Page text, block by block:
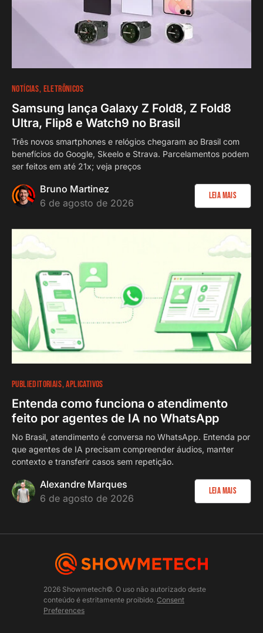
NOTÍCIAS ELETRÔNICOS
Samsung lança Galaxy Z Fold8, Z Fold8
Ultra, Flip8 e Watch9 no Brasil
Três novos smartphones e relógios chegaram ao Brasil com
benefícios do Google, Skeelo e Strava. Parcelamentos podem
ser feitos em até 21x; veja preços
Bruno Martinez
6 de agosto de 2026
Leia Mais
PUBLIEDITORIAIS APLICATIVOS
Entenda como funciona o atendimento
feito por agentes de IA no WhatsApp
No Brasil, atendimento é conversa no WhatsApp. Entenda por
que agentes de IA precisam compreender áudios, manter
contexto e transferir casos sem repetição.
Alexandre Marques
6 de agosto de 2026
Leia Mais
2026 Showmetech©. O uso não autorizado deste
conteúdo é estritamente proibido. Consent
Preferences